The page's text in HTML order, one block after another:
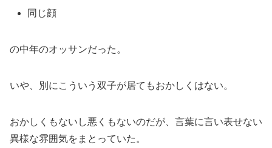
同じ顔
の中年のオッサンだった。
いや、別にこういう双子が居てもおかしくはない。
おかしくもないし悪くもないのだが、言葉に言い表せない
異様な雰囲気をまとっていた。